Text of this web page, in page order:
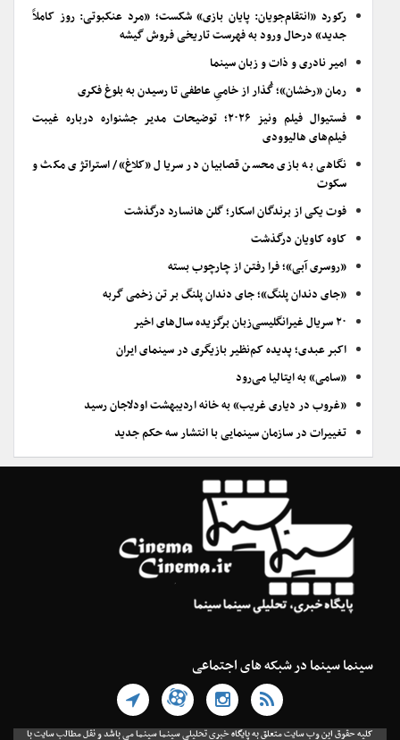
رکورد «انتقام‌جویان: پایان بازی» شکست؛ «مرد عنکبوتی: روز کاملاً
جدید» درحال ورود به فهرست تاریخی فروش گیشه
امیر نادری و ذات و زبان سینما
رمان «رخشان»؛ گُذار از خامیِ عاطفی تا رسیدن به بلوغ فکری
فستیوال فیلم ونیز ۲۰۲۶؛ توضیحات مدیر جشنواره درباره غیبت
فیلم‌های هالیوودی
نگاهی به بازی محسن قصابیان در سریال «کلاغ»/ استراتژی مکث و
سکوت
فوت یکی از برندگان اسکار؛ گلن هانسارد درگذشت
کاوه کاویان درگذشت
«روسری آبی»؛ فرا رفتن از چارچوب بسته
«جای دندان پلنگ»؛ جای دندان پلنگ بر تن زخمی گربه
۲۰ سریال غیرانگلیسی‌زبان برگزیده سال‌های اخیر
اکبر عبدی؛ پدیده کم‌نظیر بازیگری در سینمای ایران
«سامی» به ایتالیا می‌رود
«غروب در دیاری غریب» به خانه اردیبهشت اودلاجان رسید
تغییرات در سازمان سینمایی با انتشار سه حکم جدید
سینما سینما در شبکه های اجتماعی
کلیه حقوق این وب سایت متعلق به پایگاه خبری تحلیلی سینما سینما می باشد و نقل مطالب سایت با